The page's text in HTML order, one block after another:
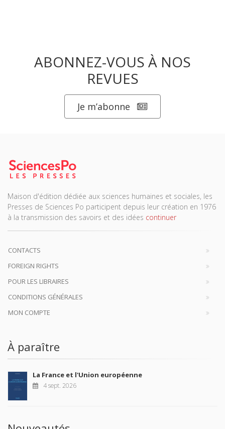
ABONNEZ-VOUS À NOS
REVUES
Je m’abonne
Maison d'édition dédiée aux sciences humaines et sociales, les
Presses de Sciences Po participent depuis leur création en 1976
à la transmission des savoirs et des idées continuer
CONTACTS
FOREIGN RIGHTS
POUR LES LIBRAIRES
CONDITIONS GÉNÉRALES
MON COMPTE
À paraître
La France et l'Union européenne
4 sept. 2026